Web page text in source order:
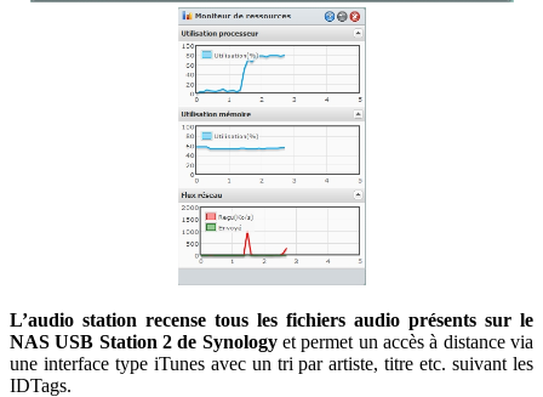
L’audio station recense tous les fichiers audio présents sur le
NAS USB Station 2 de Synologyet permet un accès à distance via
une interface type iTunes avec un tri par artiste, titre etc. suivant les
IDTags.